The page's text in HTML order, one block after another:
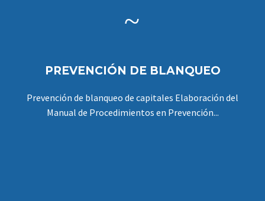
~
~
PREVENCIÓN DE BLANQUEO
Prevención de blanqueo de capitales Elaboración del
Manual de Procedimientos en Prevención...